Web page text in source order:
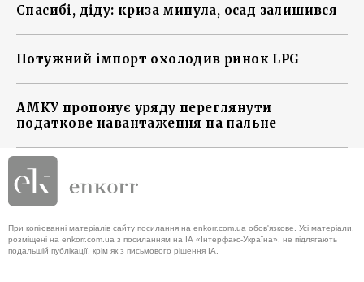
Спасибі, діду: криза минула, осад залишився
Потужний імпорт охолодив ринок LPG
АМКУ пропонує уряду переглянути
податкове навантаження на пальне
При копіюванні матеріалів сайту посилання на enkorr.com.ua обов'язкове. Усі матеріали,
розміщені на enkorr.com.ua з посиланням на ІА «Інтерфакс-Україна», не підлягають
подальшій публікації, крім як з письмового рішення ІА.